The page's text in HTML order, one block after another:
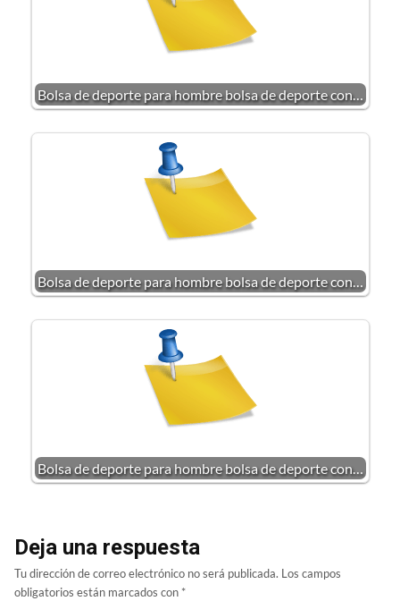
Bolsa de deporte para hombre bolsa de deporte con…
Bolsa de deporte para hombre bolsa de deporte con…
Bolsa de deporte para hombre bolsa de deporte con…
Deja una respuesta
Tu dirección de correo electrónico no será publicada. Los campos
obligatorios están marcados con *